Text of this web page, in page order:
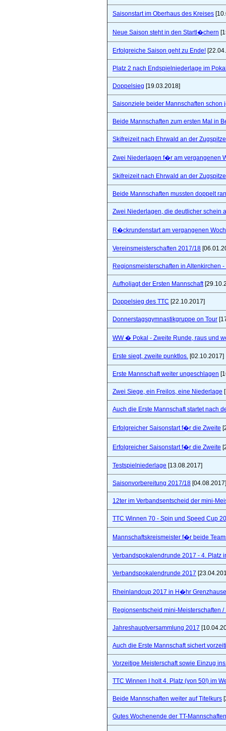
Saisonstart im Oberhaus des Kreises
Neue Saison steht in den Startl�chern
Erfolgreiche Saison geht zu Ende!
Platz 2 nach Endspielniederlage im
Doppelsieg [19.03.2018]
Saisonziele beider Mannschaften schon
Beide Mannschaften zum ersten Mal in
Skifreizeit nach Ehrwald an der Zugspitze
Zwei Niederlagen f�r am vergangenen
Skifreizeit nach Ehrwald an der Zugspitze
Beide Mannschaften mussten doppelt
Zwei Niederlagen, die deutlicher schein
R�ckrundenstart am vergangenen
Vereinsmeisterschaften 2017/18
Regionsmeisterschaften in Altenkirchen
Aufholjagt der Ersten Mannschaft
Doppelsieg des TTC [22.10.2017]
Donnerstagsgymnastikgruppe on Tour
WW � Pokal - Zweite Runde, raus und
Erste siegt, zweite punktlos. [02.10.2017]
Erste Mannschaft weiter ungeschlagen
Zwei Siege, ein Freilos, eine Niederlage
Auch die Erste Mannschaft startet nach
Erfolgreicher Saisonstart f�r die Zweite
Erfolgreicher Saisonstart f�r die Zweite
Testspielniederlage [13.08.2017]
Saisonvorbereitung 2017/18 [04.08.2017]
12ter im Verbandsentscheid der mini-
TTC Winnen 70 - Spin und Speed Cup
Mannschaftskreismeister f�r beide
Verbandspokalendrunde 2017 - 4. Platz
Verbandspokalendrunde 2017
Rheinlandcup 2017 in H�hr
Regionsentscheid mini-Meisterschaften
Jahreshauptversammlung 2017
Auch die Erste Mannschaft sichert
Vorzeitige Meisterschaft sowie Einzug
TTC Winnen I holt 4. Platz (von 50!) im
Beide Mannschaften weiter auf Titelkurs
Gutes Wochenende der TT-